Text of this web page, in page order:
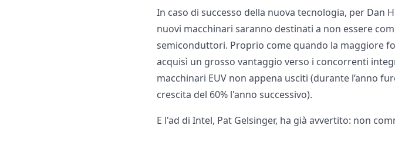
In caso di successo della nuova tecnologia, per
nuovi macchinari saranno destinati a non essere
semiconduttori. Proprio come quando la maggiore
acquisì un grosso vantaggio verso i concorrenti
macchinari EUV non appena usciti (durante l’anno
crescita del 60% l'anno successivo).
E l'ad di Intel, Pat Gelsinger, ha già avvertito: non